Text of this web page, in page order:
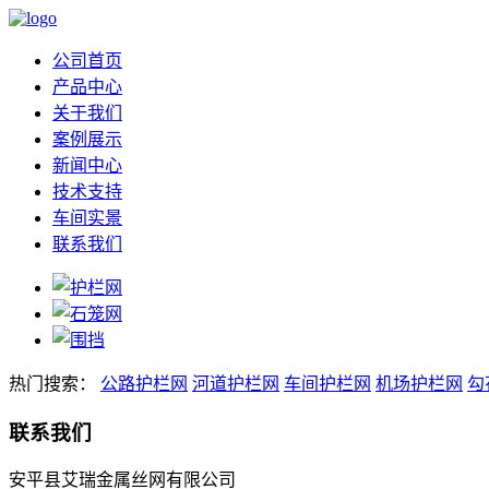
公司首页
产品中心
关于我们
案例展示
新闻中心
技术支持
车间实景
联系我们
热门搜索： 公路护栏网 河道护栏网 车间护栏网 机场护栏网 勾
联系我们
安平县艾瑞金属丝网有限公司